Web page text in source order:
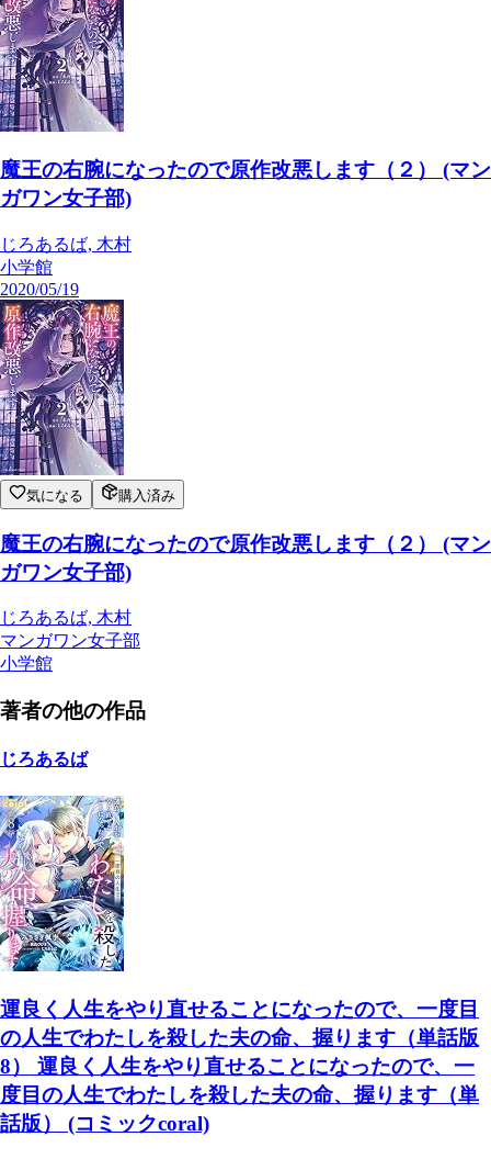
魔王の右腕になったので原作改悪します（２） (マン
ガワン女子部)
じろあるば, 木村
小学館
2020/05/19
気になる 購入済み
魔王の右腕になったので原作改悪します（２） (マン
ガワン女子部)
じろあるば, 木村
マンガワン女子部
小学館
著者の他の作品
じろあるば
運良く人生をやり直せることになったので、一度目
の人生でわたしを殺した夫の命、握ります（単話版
8） 運良く人生をやり直せることになったので、一
度目の人生でわたしを殺した夫の命、握ります（単
話版） (コミックcoral)